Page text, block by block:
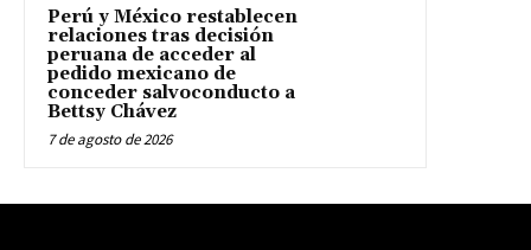
Perú y México restablecen
relaciones tras decisión
peruana de acceder al
pedido mexicano de
conceder salvoconducto a
Bettsy Chávez
7 de agosto de 2026